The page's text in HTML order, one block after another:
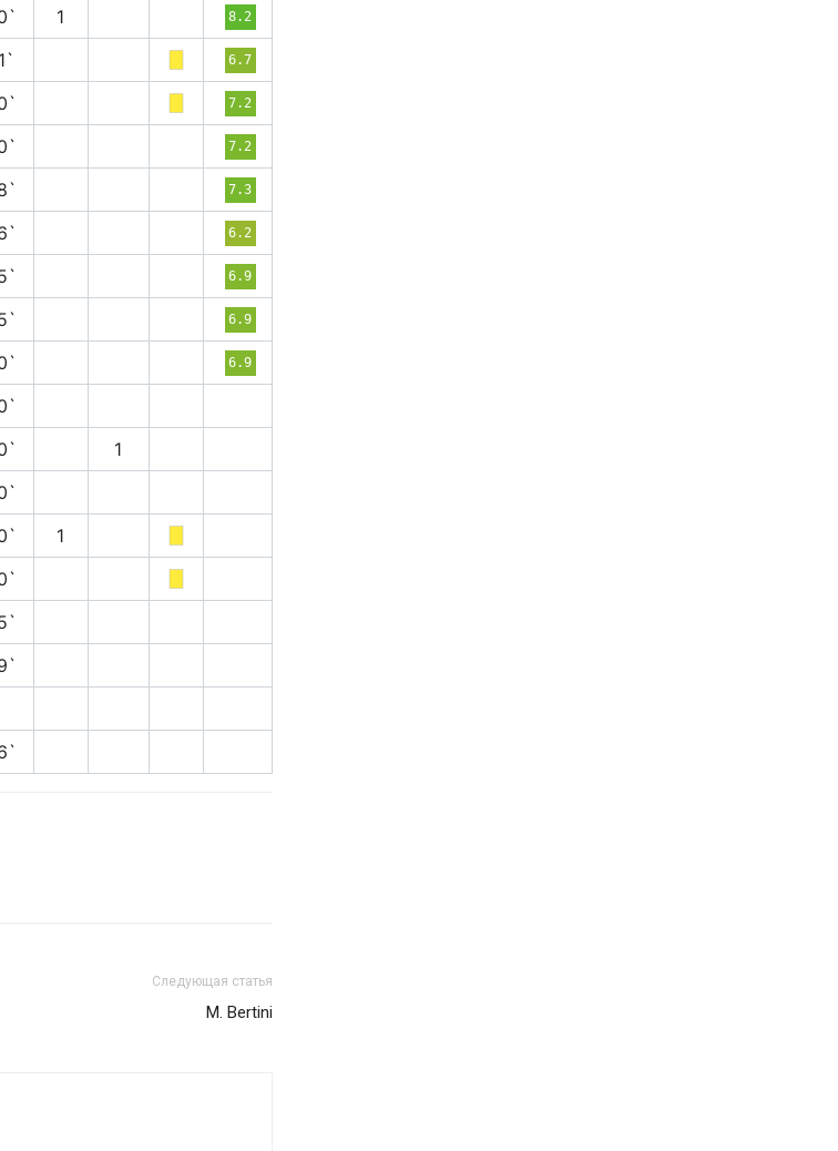
1 8.2
6.7
7.2
7.2
7.3
6.2
6.9
6.9
6.9
1
1
Следующая статья
M. Bertini